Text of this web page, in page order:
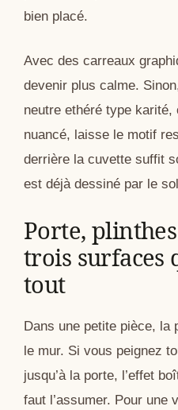
bien placé.
Avec des carreaux
devenir plus calme.
neutre ethéré type
nuancé, laisse le motif
derrière la cuvette suffit
est déjà dessiné par le
Porte,
trois surfaces
tout
Dans une petite pièce, la
le mur. Si vous peignez
jusqu’à la porte, l’effet
faut l’assumer. Pour une